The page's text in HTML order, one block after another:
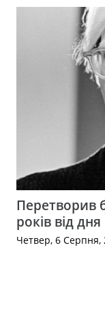
Перетворив
років від
Четвер, 6 Серпня,